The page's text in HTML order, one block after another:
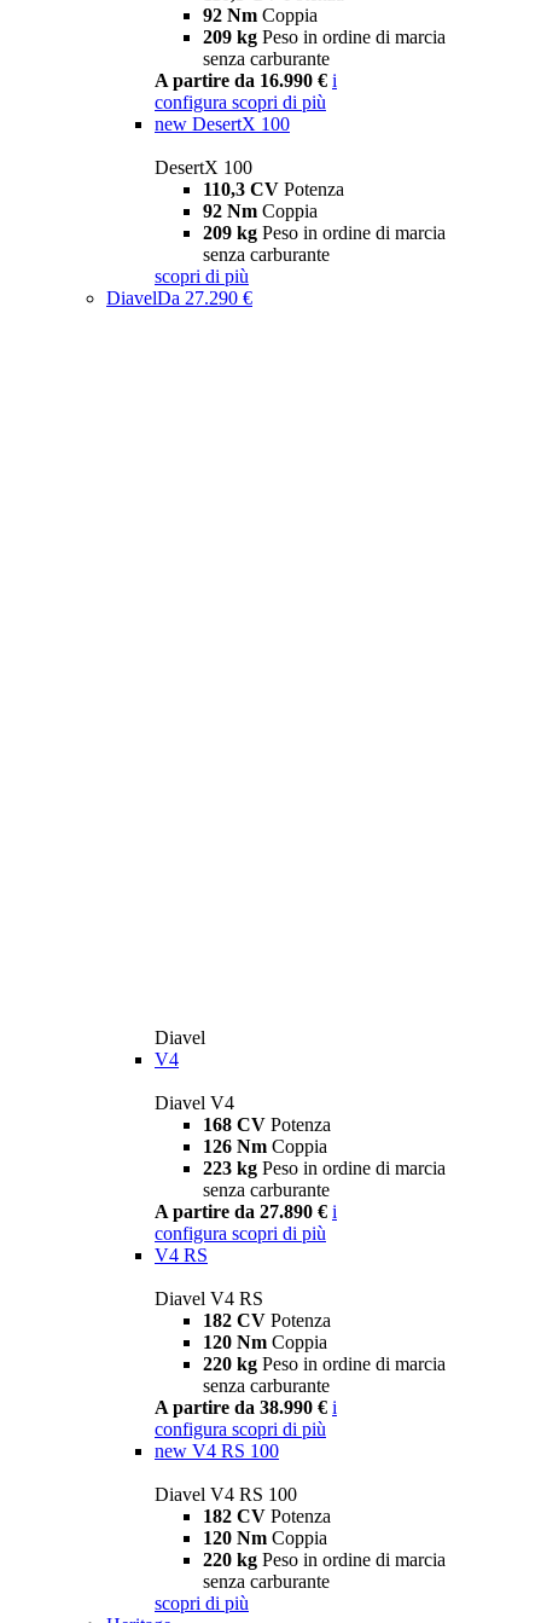
92 Nm Coppia
209 kg Peso in ordine di marcia
senza carburante
A partire da 16.990 € i
configura scopri di più
new DesertX 100
DesertX 100
110,3 CV Potenza
92 Nm Coppia
209 kg Peso in ordine di marcia
senza carburante
scopri di più
DiavelDa 27.290 €
Diavel
V4
Diavel V4
168 CV Potenza
126 Nm Coppia
223 kg Peso in ordine di marcia
senza carburante
A partire da 27.890 € i
configura scopri di più
V4 RS
Diavel V4 RS
182 CV Potenza
120 Nm Coppia
220 kg Peso in ordine di marcia
senza carburante
A partire da 38.990 € i
configura scopri di più
new V4 RS 100
Diavel V4 RS 100
182 CV Potenza
120 Nm Coppia
220 kg Peso in ordine di marcia
senza carburante
scopri di più